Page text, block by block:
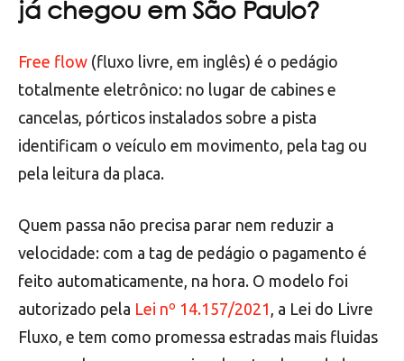
já chegou em São Paulo?
Free flow (fluxo livre, em inglês) é o pedágio
totalmente eletrônico: no lugar de cabines e
cancelas, pórticos instalados sobre a pista
identificam o veículo em movimento, pela tag ou
pela leitura da placa.
Quem passa não precisa parar nem reduzir a
velocidade: com a tag de pedágio o pagamento é
feito automaticamente, na hora. O modelo foi
autorizado pela Lei nº 14.157/2021 , a Lei do Livre
Fluxo, e tem como promessa estradas mais fluidas